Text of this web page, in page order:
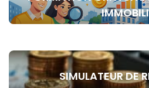
SIMULATEUR DE